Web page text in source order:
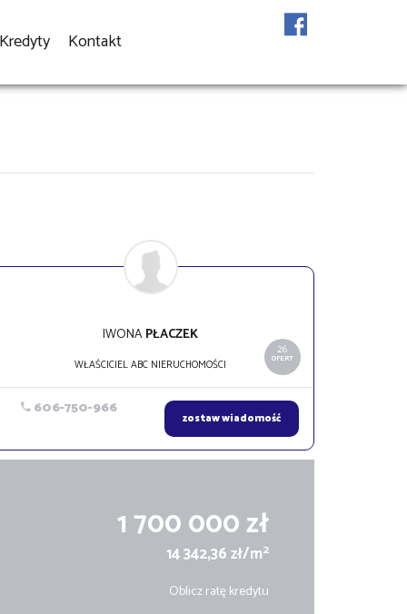
Kredyty Kontakt
26
OFERT
IWONAPŁACZEK
WŁAŚCICIEL ABC NIERUCHOMOŚCI
606-750-966 zostaw wiadomość
1 700 000 zł
14 342,36 zł/m2
Oblicz ratę kredytu